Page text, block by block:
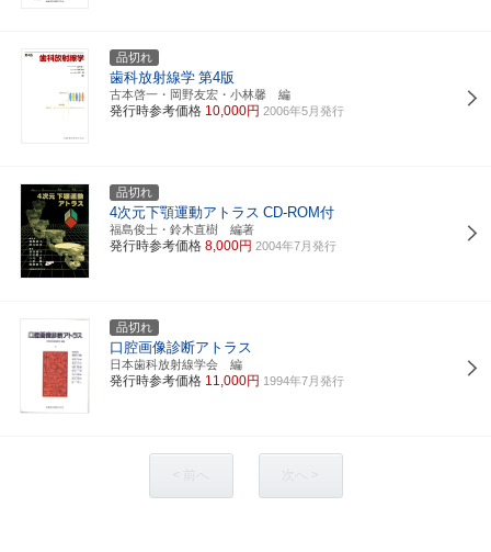
品切れ
歯科放射線学 第4版
古本啓一・岡野友宏・小林馨 編
発行時参考価格 10,000円 2006年5月発行
品切れ
4次元下顎運動アトラス CD-ROM付
福島俊士・鈴木直樹 編著
発行時参考価格 8,000円 2004年7月発行
品切れ
口腔画像診断アトラス
日本歯科放射線学会 編
発行時参考価格 11,000円 1994年7月発行